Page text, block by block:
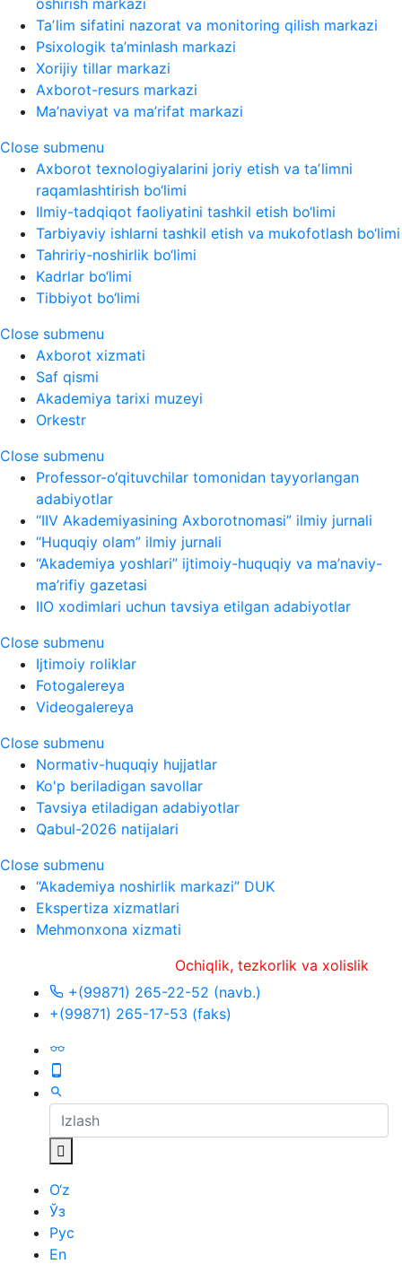
oshirish markazi
Taʼlim sifatini nazorat va monitoring qilish markazi
Psixologik ta’minlash markazi
Xorijiy tillar markazi
Axborot-resurs markazi
Ma’naviyat va ma’rifat markazi
Close submenu
Axborot texnologiyalarini joriy etish va taʼlimni
raqamlashtirish bo‘limi
Ilmiy-tadqiqot faoliyatini tashkil etish bo‘limi
Tarbiyaviy ishlarni tashkil etish va mukofotlash bo‘limi
Tahririy-noshirlik bo‘limi
Kadrlar bo‘limi
Tibbiyot bo‘limi
Close submenu
Axborot xizmati
Saf qismi
Akademiya tarixi muzeyi
Orkestr
Close submenu
Professor-o‘qituvchilar tomonidan tayyorlangan
adabiyotlar
“IIV Akademiyasining Axborotnomasi” ilmiy jurnali
“Huquqiy olam” ilmiy jurnali
“Akademiya yoshlari” ijtimoiy-huquqiy va ma’naviy-
ma’rifiy gazetasi
IIO xodimlari uchun tavsiya etilgan adabiyotlar
Close submenu
Ijtimoiy roliklar
Fotogalereya
Videogalereya
Close submenu
Normativ-huquqiy hujjatlar
Ko'p beriladigan savollar
Tavsiya etiladigan adabiyotlar
Qabul-2026 natijalari
Close submenu
“Akademiya noshirlik markazi” DUK
Ekspertiza xizmatlari
Mehmonxona xizmati
Ochiqlik, tezkorlik va xolislik
+(99871) 265-22-52 (navb.)
+(99871) 265-17-53 (faks)
O‘z
Ўз
Рус
En